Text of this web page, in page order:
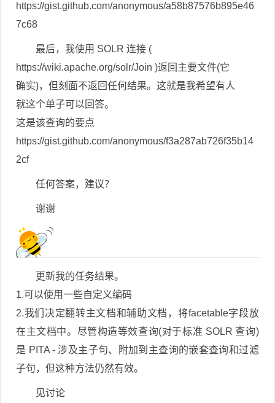
https://gist.github.com/anonymous/a58b87576b895e46
7c68
最后，我使用 SOLR 连接 (
https://wiki.apache.org/solr/Join )返回主要文件(它
确实)，但刻面不返回任何结果。这就是我希望有人
就这个单子可以回答。
这是该查询的要点
https://gist.github.com/anonymous/f3a287ab726f35b14
2cf
任何答案，建议？
谢谢
更新我的任务结果。
1.可以使用一些自定义编码
2.我们决定翻转主文档和辅助文档，将facetable字段放
在主文档中。尽管构造等效查询(对于标准 SOLR 查询)
是 PITA - 涉及主子句、附加到主查询的嵌套查询和过滤
子句，但这种方法仍然有效。
见讨论